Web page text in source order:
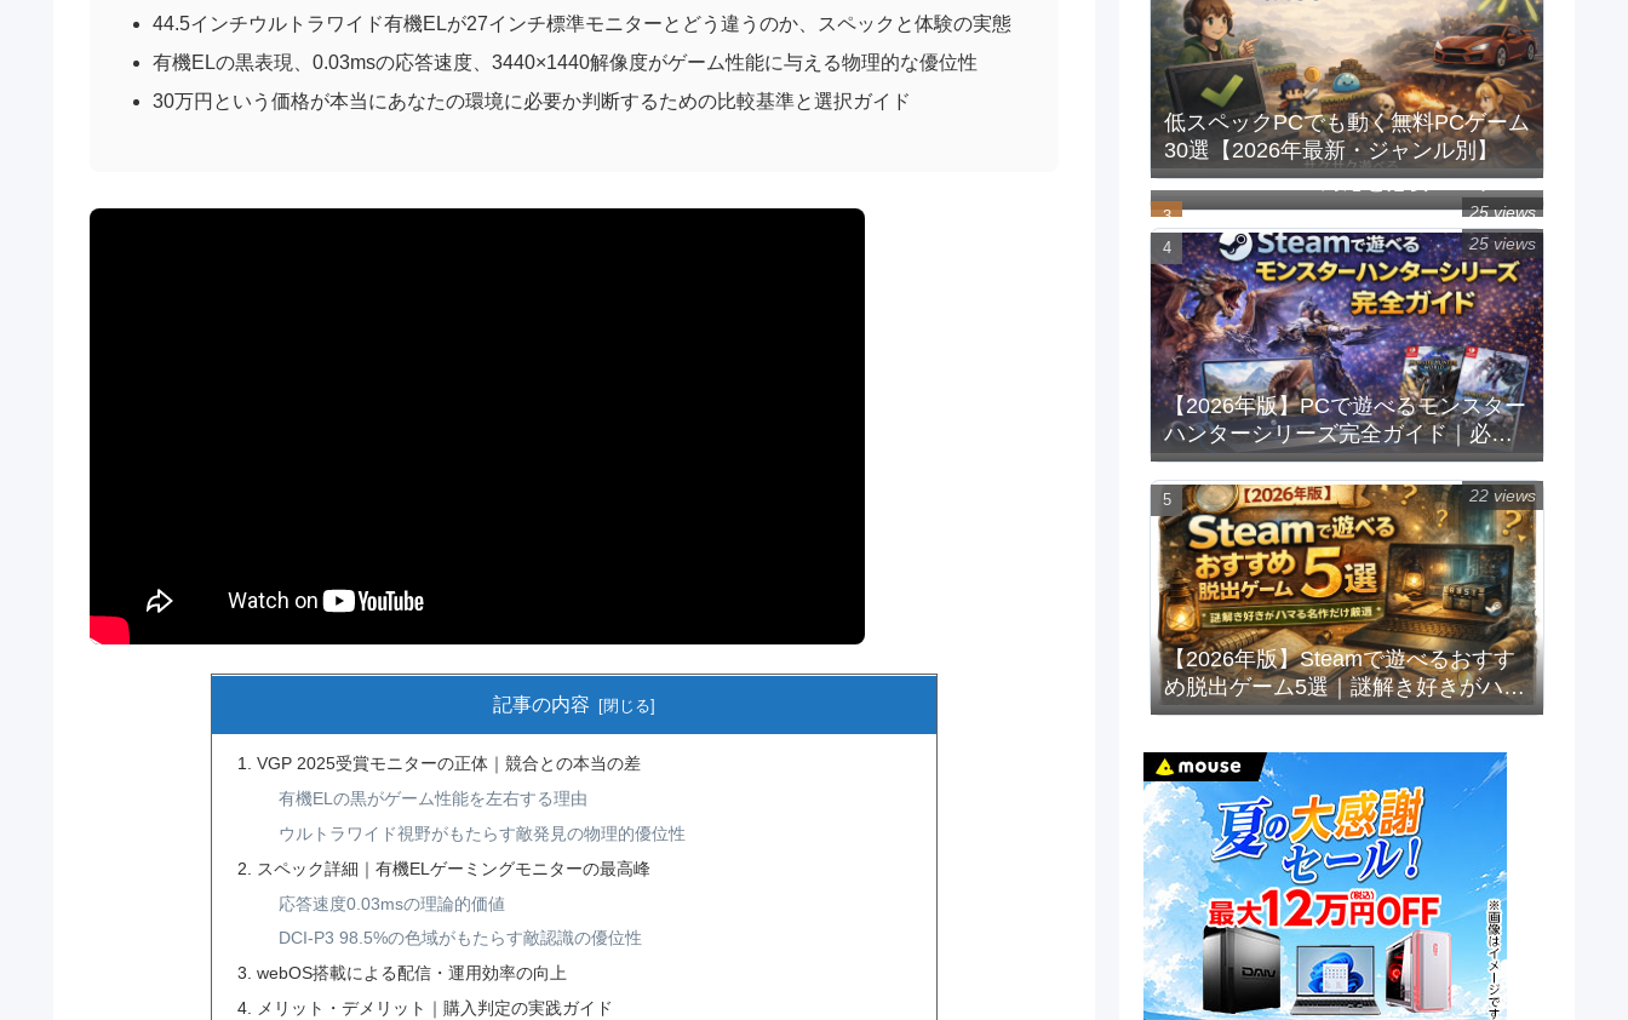
44.5インチウルトラワイド有機ELが27インチ標準モニターとどう違うのか、スペックと体験の実態
有機ELの黒表現、0.03msの応答速度、3440×1440解像度がゲーム性能に与える物理的な優位性
30万円という価格が本当にあなたの環境に必要か判断するための比較基準と選択ガイド
記事の内容
VGP 2025受賞モニターの正体｜競合との本当の差
有機ELの黒がゲーム性能を左右する理由
ウルトラワイド視野がもたらす敵発見の物理的優位性
スペック詳細｜有機ELゲーミングモニターの最高峰
応答速度0.03msの理論的価値
DCI-P3 98.5%の色域がもたらす敵認識の優位性
webOS搭載による配信・運用効率の向上
メリット・デメリット｜購入判定の実践ガイド
低スペックPCでも動く無料PCゲーム
30選【2026年最新・ジャンル別】
PCで遊べるFFシリーズ一覧｜
Steam/Windows対応と必要スペック
【2026年版】
25 views
【2026年版】PCで遊べるモンスター
ハンターシリーズ完全ガイド｜必要
スペックと快適に遊ぶ条件も解説
25 views
【2026年版】Steamで遊べるおすす
め脱出ゲーム5選｜謎解き好きがハマ
る名作だけ厳選
22 views